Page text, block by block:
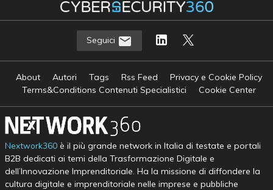
Seguici
About Autori Tags Rss Feed
Privacy e Cookie Policy
Terms&Conditions Contenuti Specialistici
Cookie Center
Nextwork360è il più grande network in Italia di testate e portali
B2B dedicati ai temi della Trasformazione Digitale e
dell’Innovazione Imprenditoriale. Ha la missione di diffondere la
cultura digitale e imprenditoriale nelle imprese e pubbliche